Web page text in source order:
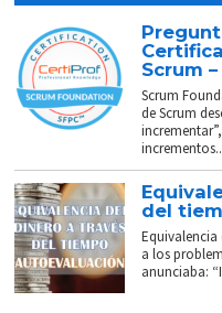
Scrum –
Scrum
de Scrum
del
a los
anunciaba: